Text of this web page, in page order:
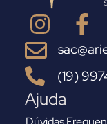
(19)
Ajuda